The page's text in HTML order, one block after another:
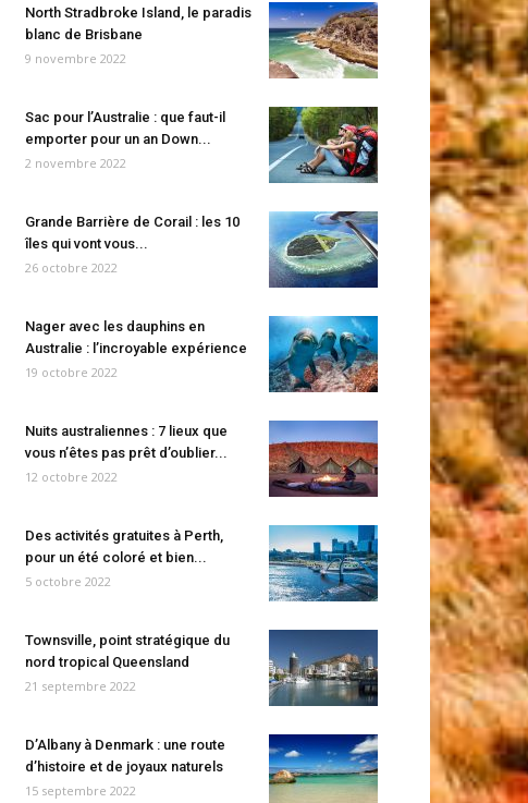
North Stradbroke Island, le paradis
blanc de Brisbane
9 novembre 2022
Sac pour l’Australie : que faut-il
emporter pour un an Down...
2 novembre 2022
Grande Barrière de Corail : les 10
îles qui vont vous...
26 octobre 2022
Nager avec les dauphins en
Australie : l’incroyable expérience
19 octobre 2022
Nuits australiennes : 7 lieux que
vous n’êtes pas prêt d’oublier...
12 octobre 2022
Des activités gratuites à Perth,
pour un été coloré et bien...
5 octobre 2022
Townsville, point stratégique du
nord tropical Queensland
21 septembre 2022
D’Albany à Denmark : une route
d’histoire et de joyaux naturels
15 septembre 2022